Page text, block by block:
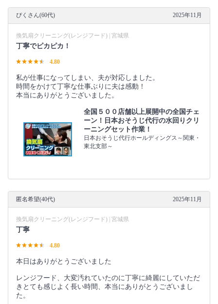
ぴくさん(60代) 2025年11月
換気扇クリーニング(レンジフード) | 宮城県
丁寧でピカピカ！
4.80
私が仕事になってしまい、夫が対応しました。
時間をかけて丁寧な仕事ぶりに夫は感動！
本当にありがとうございました。
全国５００店舗以上展開中の全国チェ
ーン！日本おそうじ代行の水回りクリ
ーニングセット作業！
日本おそうじ代行ホールディングス～関東・
東北支部～
匿名希望(40代) 2025年11月
換気扇クリーニング(レンジフード) | 宮城県
丁寧
4.80
本日はありがとうございました
レンジフード、大変汚れていたのに丁寧に綺麗にしていただ
きとても感じよく長い時間、本当にありがとうございまし
た。